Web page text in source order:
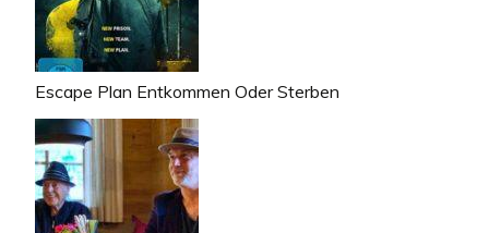
Escape Plan Entkommen Oder Sterben